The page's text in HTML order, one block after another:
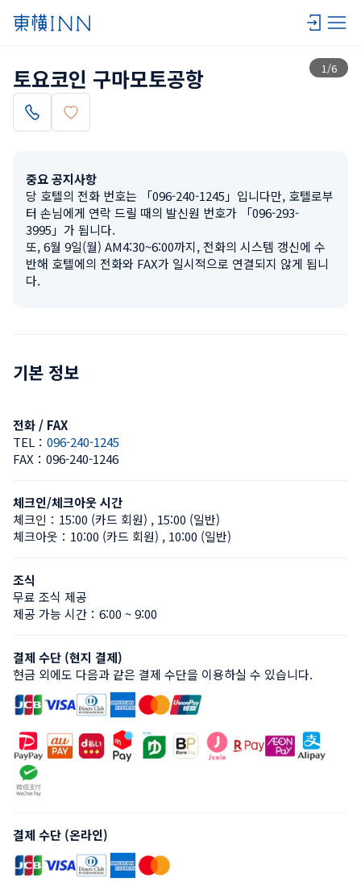
1 /6
목록 보기
토요코인 구마모토공항
중요 공지사항
당 호텔의 전화 번호는 「096-240-1245」입니다만, 호텔로부
터 손님에게 연락 드릴 때의 발신원 번호가 「096-293-
3995」가 됩니다.
또, 6월 9일(월) AM4:30~6:00까지, 전화의 시스템 갱신에 수
반해 호텔에의 전화와 FAX가 일시적으로 연결되지 않게 됩니
다.
기본 정보
전화 / FAX
TEL： 096-240-1245
FAX： 096-240-1246
체크인/체크아웃 시간
체크인： 15:00 (카드 회원) , 15:00 (일반)
체크아웃： 10:00 (카드 회원) , 10:00 (일반)
조식
무료 조식 제공
제공 가능 시간：6:00 ~ 9:00
결제 수단 (현지 결제)
현금 외에도 다음과 같은 결제 수단을 이용하실 수 있습니다.
결제 수단 (온라인)